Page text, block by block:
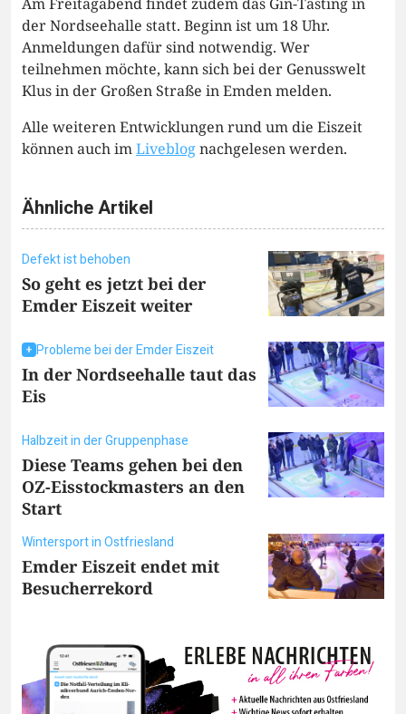
der Nordseehalle statt. Beginn ist um 18 Uhr.
Anmeldungen dafür sind notwendig. Wer
teilnehmen möchte, kann sich bei der Genusswelt
Klus in der Großen Straße in Emden melden.
Alle weiteren Entwicklungen rund um die Eiszeit
können auch imLiveblognachgelesen werden.
Ähnliche Artikel
Defekt ist behoben
So geht es jetzt bei der
Emder Eiszeit weiter
Probleme bei der Emder Eiszeit
In der Nordseehalle taut das
Eis
Halbzeit in der Gruppenphase
Diese Teams gehen bei den
OZ-Eisstockmasters an den
Start
Wintersport in Ostfriesland
Emder Eiszeit endet mit
Besucherrekord